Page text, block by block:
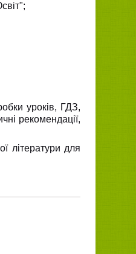
уроків, ГДЗ,
рекомендації,
літератури для